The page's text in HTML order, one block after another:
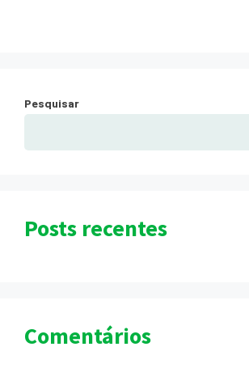
Pesquisar
Posts recentes
Comentários